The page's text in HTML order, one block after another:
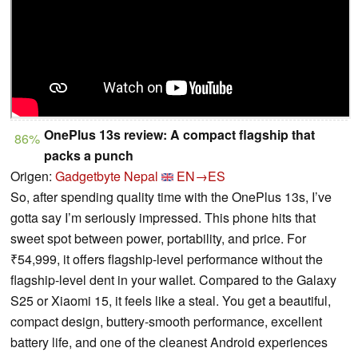
86% OnePlus 13s review: A compact flagship that
packs a punch
Origen: Gadgetbyte Nepal
EN→ES
So, after spending quality time with the OnePlus 13s, I’ve
gotta say I’m seriously impressed. This phone hits that
sweet spot between power, portability, and price. For
₹54,999, it offers flagship-level performance without the
flagship-level dent in your wallet. Compared to the Galaxy
S25 or Xiaomi 15, it feels like a steal. You get a beautiful,
compact design, buttery-smooth performance, excellent
battery life, and one of the cleanest Android experiences